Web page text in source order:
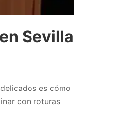
Sevilla
es cómo
con roturas